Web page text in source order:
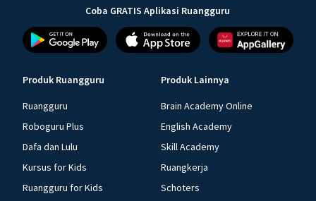
Coba GRATIS Aplikasi Ruangguru
Produk Ruangguru
Ruangguru
Roboguru Plus
Dafa dan Lulu
Kursus for Kids
Ruangguru for Kids
Produk Lainnya
Brain Academy Online
English Academy
Skill Academy
Ruangkerja
Schoters